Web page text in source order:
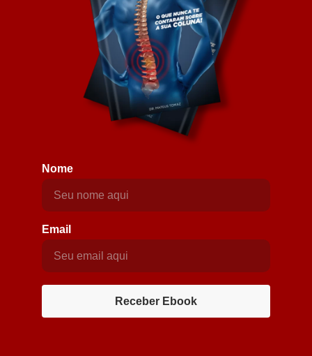
Nome
Email
Receber Ebook